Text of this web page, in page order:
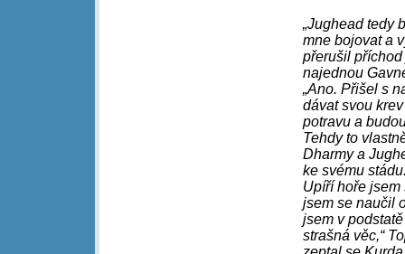
„Jughead tedy
mne bojovat a
přerušil příchod
najednou
„Ano. Přišel s
dávat svou
potravu a
Tehdy to
Dharmy a
ke svému
Upíří hoře jsem
jsem se naučil
jsem v
strašná věc,“